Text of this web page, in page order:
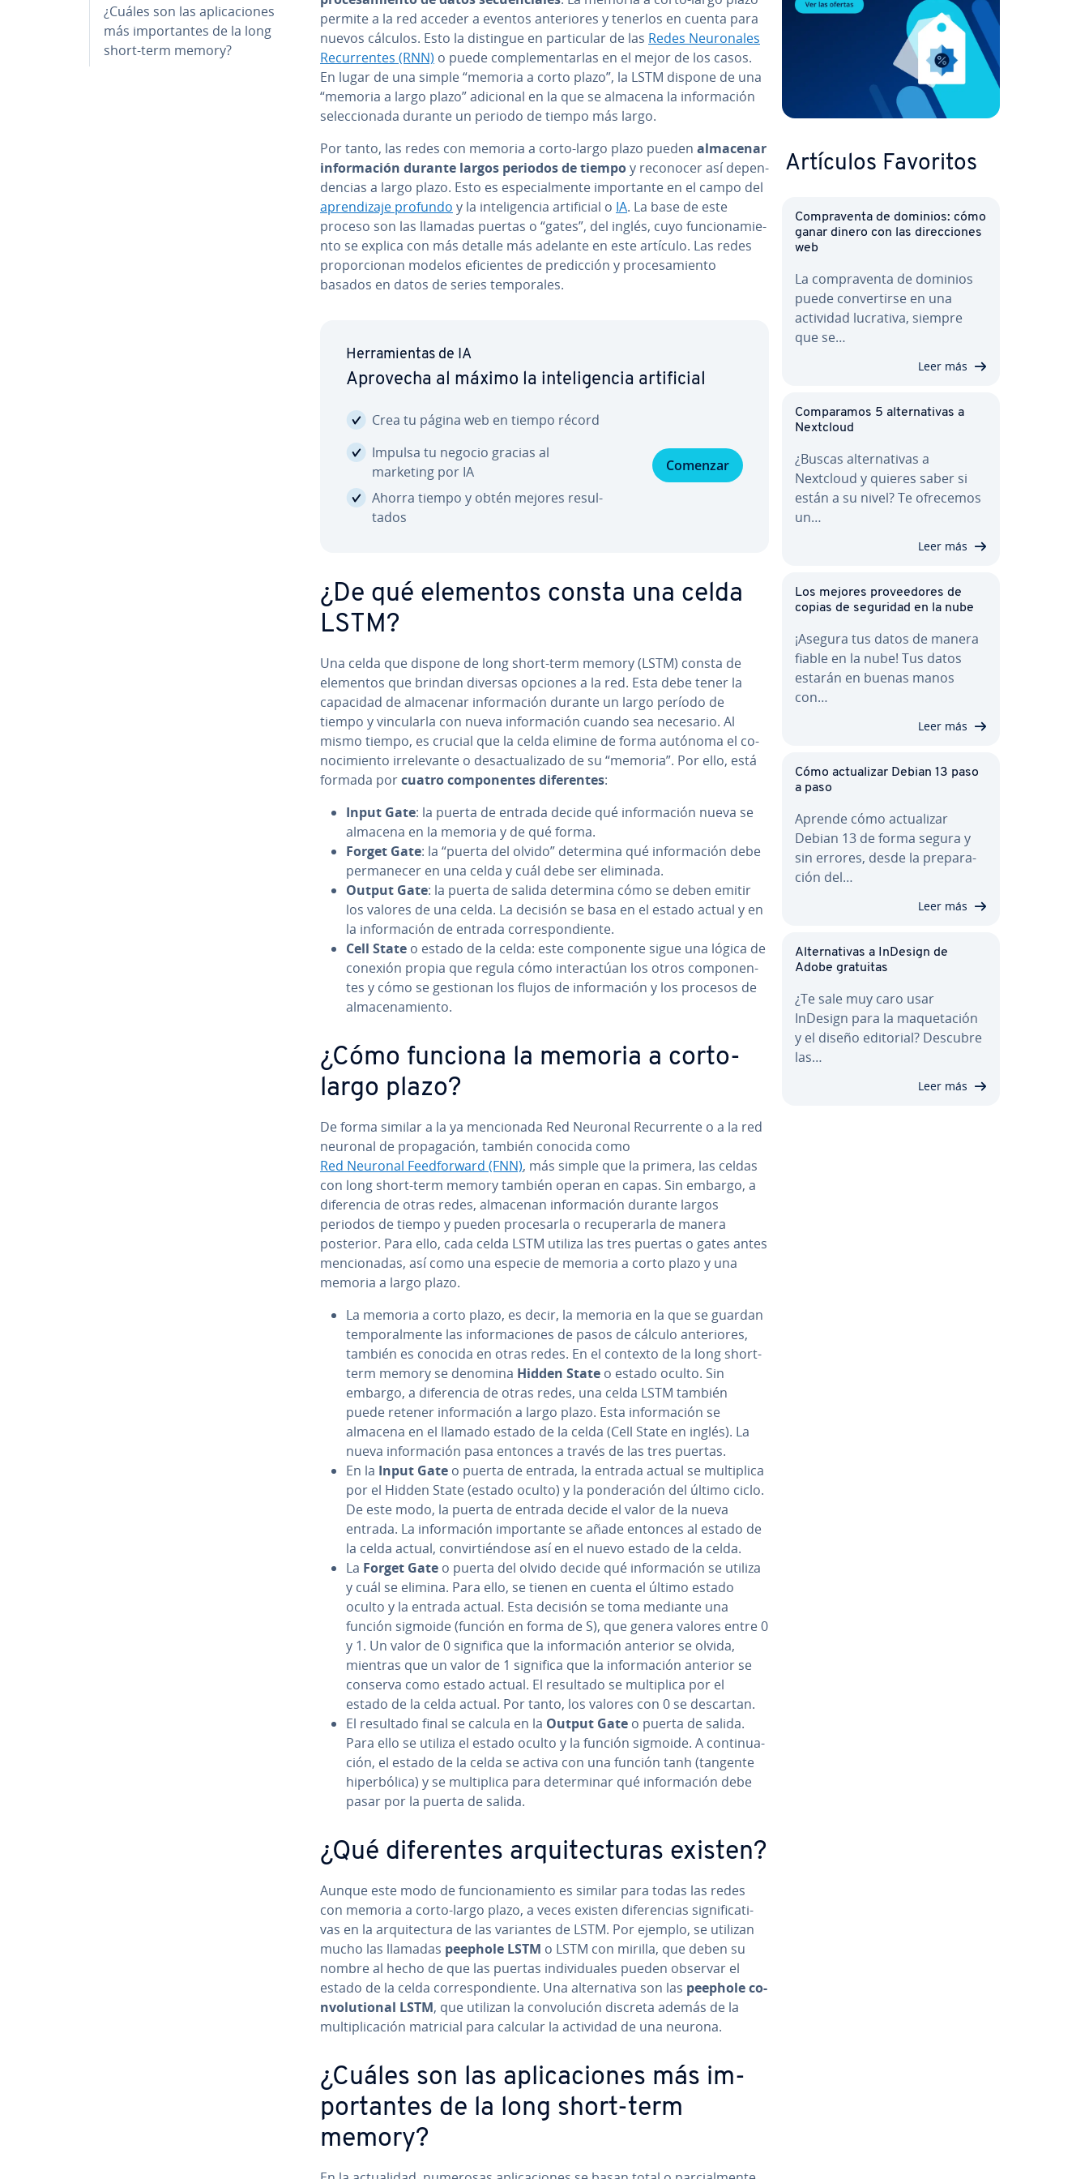
¿Cuáles son las apli­ca­cio­nes
más im­po­r­ta­n­tes de la long
short-term memory?
permite a la red acceder a eventos an­te­rio­res y tenerlos en cuenta para
nuevos cálculos. Esto la distingue en pa­r­ti­cu­lar de las Redes Neu­ro­na­les
Re­cu­rre­n­tes (RNN) o puede co­m­ple­me­n­tar­las en el mejor de los casos.
En lugar de una simple “memoria a corto plazo”, la LSTM dispone de una
“memoria a largo plazo” adicional en la que se almacena la in­fo­r­ma­ción
se­le­c­cio­na­da durante un periodo de tiempo más largo.
Por tanto, las redes con memoria a corto-largo plazo pueden almacenar
in­fo­r­ma­ción durante largos periodos de tiempoy reconocer así de­pe­n­
de­n­cias a largo plazo. Esto es es­pe­cia­l­me­n­te im­po­r­ta­n­te en el campo del
apre­n­di­za­je profundo y la in­te­li­ge­n­cia ar­ti­fi­cial o IA. La base de este
proceso son las llamadas puertas o “gates”, del inglés, cuyo fu­n­cio­na­mie­
n­to se explica con más detalle más adelante en este artículo. Las redes
pro­po­r­cio­nan modelos efi­cie­n­tes de pre­di­c­ción y pro­ce­sa­mie­n­to
basados en datos de series te­m­po­ra­les.
He­rra­mie­n­tas de IA
Aprovecha al máximo la in­te­li­ge­n­cia ar­ti­fi­cial
Crea tu página web en tiempo récord
Impulsa tu negocio gracias al
marketing por IA
Ahorra tiempo y obtén mejores re­su­l­
ta­dos
Comenzar
¿De qué elementos consta una celda
LSTM?
Una celda que dispone de long short-term memory (LSTM) consta de
elementos que brindan diversas opciones a la red. Esta debe tener la
capacidad de almacenar in­fo­r­ma­ción durante un largo período de
tiempo y vi­n­cu­lar­la con nueva in­fo­r­ma­ción cuando sea necesario. Al
mismo tiempo, es crucial que la celda elimine de forma autónoma el co­
no­ci­mie­n­to irre­le­va­n­te o des­ac­tua­li­za­do de su “memoria”. Por ello, está
formada porcuatro co­m­po­ne­n­tes di­fe­re­n­tes:
Input Gate: la puerta de entrada decide qué in­fo­r­ma­ción nueva se
almacena en la memoria y de qué forma.
Forget Gate: la “puerta del olvido” determina qué in­fo­r­ma­ción debe
pe­r­ma­ne­cer en una celda y cuál debe ser eliminada.
Output Gate: la puerta de salida determina cómo se deben emitir
los valores de una celda. La decisión se basa en el estado actual y en
la in­fo­r­ma­ción de entrada co­rre­s­po­n­die­n­te.
Cell State o estado de la celda: este co­m­po­ne­n­te sigue una lógica de
conexión propia que regula cómo in­ter­ac­túan los otros co­m­po­ne­n­
tes y cómo se gestionan los flujos de in­fo­r­ma­ción y los procesos de
al­ma­ce­na­mie­n­to.
¿Cómo funciona la memoria a corto-
largo plazo?
De forma similar a la ya me­n­cio­na­da Red Neuronal Re­cu­rre­n­te o a la red
neuronal de pro­pa­ga­ción, también conocida como
Red Neuronal Fee­d­fo­r­wa­rd (FNN), más simple que la primera, las celdas
con long short-term memory también operan en capas. Sin embargo, a
di­fe­re­n­cia de otras redes, almacenan in­fo­r­ma­ción durante largos
periodos de tiempo y pueden pro­ce­sar­la o re­cu­pe­rar­la de manera
posterior. Para ello, cada celda LSTM utiliza las tres puertas o gates antes
me­n­cio­na­das, así como una especie de memoria a corto plazo y una
memoria a largo plazo.
La memoria a corto plazo, es decir, la memoria en la que se guardan
te­m­po­ra­l­me­n­te las in­fo­r­ma­cio­nes de pasos de cálculo an­te­rio­res,
también es conocida en otras redes. En el contexto de la long short-
term memory se denomina Hidden State o estado oculto. Sin
embargo, a di­fe­re­n­cia de otras redes, una celda LSTM también
puede retener in­fo­r­ma­ción a largo plazo. Esta in­fo­r­ma­ción se
almacena en el llamado estado de la celda (Cell State en inglés). La
nueva in­fo­r­ma­ción pasa entonces a través de las tres puertas.
En la Input Gate o puerta de entrada, la entrada actual se mu­l­ti­pli­ca
por el Hidden State (estado oculto) y la po­n­de­ra­ción del último ciclo.
De este modo, la puerta de entrada decide el valor de la nueva
entrada. La in­fo­r­ma­ción im­po­r­ta­n­te se añade entonces al estado de
la celda actual, co­n­vi­r­tié­n­do­se así en el nuevo estado de la celda.
La Forget Gate o puerta del olvido decide qué in­fo­r­ma­ción se utiliza
y cuál se elimina. Para ello, se tienen en cuenta el último estado
oculto y la entrada actual. Esta decisión se toma mediante una
función sigmoide (función en forma de S), que genera valores entre 0
y 1. Un valor de 0 significa que la in­fo­r­ma­ción anterior se olvida,
mientras que un valor de 1 significa que la in­fo­r­ma­ción anterior se
conserva como estado actual. El resultado se mu­l­ti­pli­ca por el
estado de la celda actual. Por tanto, los valores con 0 se descartan.
El resultado final se calcula en la Output Gate o puerta de salida.
Para ello se utiliza el estado oculto y la función sigmoide. A co­n­ti­nua­
ción, el estado de la celda se activa con una función tanh (tangente
hi­pe­r­bó­li­ca) y se mu­l­ti­pli­ca para de­te­r­mi­nar qué in­fo­r­ma­ción debe
pasar por la puerta de salida.
¿Qué di­fe­re­n­tes ar­qui­te­c­tu­ras existen?
Aunque este modo de fu­n­cio­na­mie­n­to es similar para todas las redes
con memoria a corto-largo plazo, a veces existen di­fe­re­n­cias si­g­ni­fi­ca­ti­
vas en la ar­qui­te­c­tu­ra de las variantes de LSTM. Por ejemplo, se utilizan
mucho las llamadas peephole LSTM o LSTM con mirilla, que deben su
nombre al hecho de que las puertas in­di­vi­dua­les pueden observar el
estado de la celda co­rre­s­po­n­die­n­te. Una al­te­r­na­ti­va son las peephole co­
n­vo­lu­tio­nal LSTM, que utilizan la co­n­vo­lu­ción discreta además de la
mu­l­ti­pli­ca­ción matricial para calcular la actividad de una neurona.
¿Cuáles son las apli­ca­cio­nes más im­
po­r­ta­n­tes de la long short-term
memory?
Artículos Favoritos
Co­m­pra­ve­n­ta de dominios: cómo
ganar dinero con las di­re­c­cio­nes
web
La co­m­pra­ve­n­ta de dominios
puede co­n­ve­r­ti­r­se en una
actividad lucrativa, siempre
que se…
Leer más
Co­m­pa­ra­mos 5 al­te­r­na­ti­vas a
Nextcloud
¿Buscas al­te­r­na­ti­vas a
Nextcloud y quieres saber si
están a su nivel? Te ofrecemos
un…
Leer más
Los mejores pro­vee­do­res de
copias de seguridad en la nube
¡Asegura tus datos de manera
fiable en la nube! Tus datos
estarán en buenas manos
con…
Leer más
Cómo ac­tua­li­zar Debian 13 paso
a paso
Aprende cómo ac­tua­li­zar
Debian 13 de forma segura y
sin errores, desde la pre­pa­ra­
ción del…
Leer más
Al­te­r­na­ti­vas a InDesign de
Adobe gratuitas
¿Te sale muy caro usar
InDesign para la ma­que­ta­ción
y el diseño editorial? Descubre
las…
Leer más